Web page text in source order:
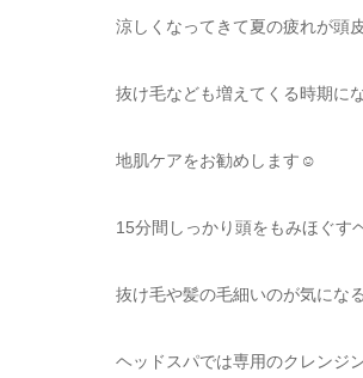
涼しくなってきて夏の疲れが頭
抜け毛なども増えてくる時期に
地肌ケアをお勧めします☺
15分間しっかり頭をもみほぐす
抜け毛や髪の毛細いのが気にな
ヘッドスパでは専用のクレンジ